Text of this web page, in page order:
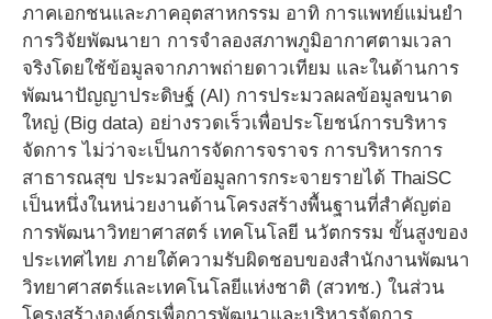
ภาคเอกชนและภาคอุตสาหกรรม อาทิ การแพทย์แม่นยำ
การวิจัยพัฒนายา การจำลองสภาพภูมิอากาศตามเวลา
จริงโดยใช้ข้อมูลจากภาพถ่ายดาวเทียม และในด้านการ
พัฒนาปัญญาประดิษฐ์ (AI) การประมวลผลข้อมูลขนาด
ใหญ่ (Big data) อย่างรวดเร็วเพื่อประโยชน์การบริหาร
จัดการ ไม่ว่าจะเป็นการจัดการจราจร การบริหารการ
สาธารณสุข ประมวลข้อมูลการกระจายรายได้ ThaiSC
เป็นหนึ่งในหน่วยงานด้านโครงสร้างพื้นฐานที่สำคัญต่อ
การพัฒนาวิทยาศาสตร์ เทคโนโลยี นวัตกรรม ขั้นสูงของ
ประเทศไทย ภายใต้ความรับผิดชอบของสำนักงานพัฒนา
วิทยาศาสตร์และเทคโนโลยีแห่งชาติ (สวทช.) ในส่วน